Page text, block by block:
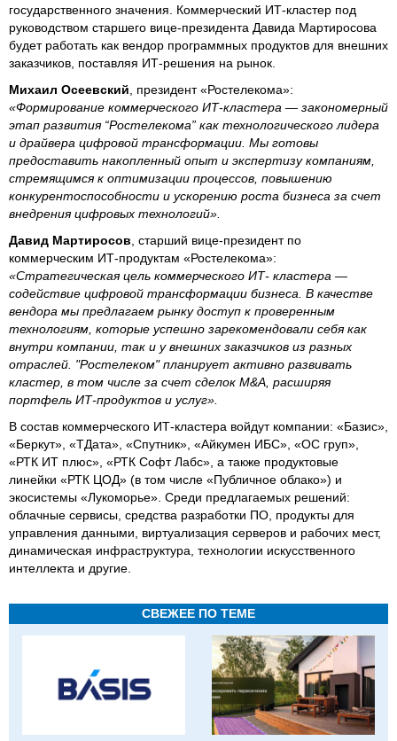
государственного значения. Коммерческий ИТ-кластер под
руководством старшего вице-президента Давида Мартиросова
будет работать как вендор программных продуктов для внешних
заказчиков, поставляя ИТ-решения на рынок.
Михаил Осеевский , президент «Ростелекома»:
«Формирование коммерческого ИТ-кластера — закономерный
этап развития “Ростелекома” как технологического лидера
и драйвера цифровой трансформации. Мы готовы
предоставить накопленный опыт и экспертизу компаниям,
стремящимся к оптимизации процессов, повышению
конкурентоспособности и ускорению роста бизнеса за счет
внедрения цифровых технологий».
Давид Мартиросов , старший вице-президент по
коммерческим ИТ-продуктам «Ростелекома»:
«Стратегическая цель коммерческого ИТ- кластера —
содействие цифровой трансформации бизнеса. В качестве
вендора мы предлагаем рынку доступ к проверенным
технологиям, которые успешно зарекомендовали себя как
внутри компании, так и у внешних заказчиков из разных
отраслей. "Ростелеком" планирует активно развивать
кластер, в том числе за счет сделок M&A, расширяя
портфель ИТ-продуктов и услуг».
В состав коммерческого ИТ-кластера войдут компании: «Базис»,
«Беркут», «ТДата», «Спутник», «Айкумен ИБС», «ОС груп»,
«РТК ИТ плюс», «РТК Софт Лабс», а также продуктовые
линейки «РТК ЦОД» (в том числе «Публичное облако») и
экосистемы «Лукоморье». Среди предлагаемых решений:
облачные сервисы, средства разработки ПО, продукты для
управления данными, виртуализация серверов и рабочих мест,
динамическая инфраструктура, технологии искусственного
интеллекта и другие.
СВЕЖЕЕ ПО ТЕМЕ